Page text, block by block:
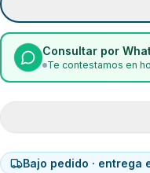
Consultar por
Te contestamos en
Bajo pedido ·